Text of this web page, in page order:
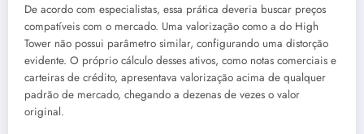
De acordo com especialistas, essa prática deveria buscar preços
compatíveis com o mercado. Uma valorização como a do High
Tower não possui parâmetro similar, configurando uma distorção
evidente. O próprio cálculo desses ativos, como notas comerciais e
carteiras de crédito, apresentava valorização acima de qualquer
padrão de mercado, chegando a dezenas de vezes o valor
original.